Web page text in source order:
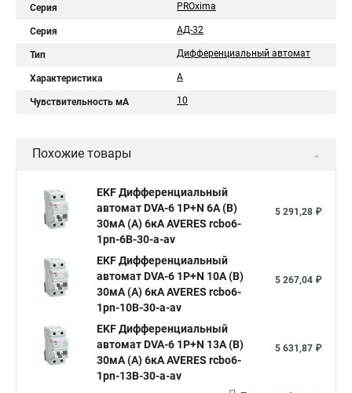
Серия PROxima
Серия АД-32
Тип Дифференциальный автомат
Характеристика А
Чувствительность мА 10
Похожие товары
EKF Дифференциальный
автомат DVA-6 1P+N 6А (B)
30мА (A) 6кА AVERES rcbo6-
1pn-6B-30-a-av
5 291,28 ₽
EKF Дифференциальный
автомат DVA-6 1P+N 10А (B)
30мА (A) 6кА AVERES rcbo6-
1pn-10B-30-a-av
5 267,04 ₽
EKF Дифференциальный
автомат DVA-6 1P+N 13А (B)
30мА (A) 6кА AVERES rcbo6-
1pn-13B-30-a-av
5 631,87 ₽